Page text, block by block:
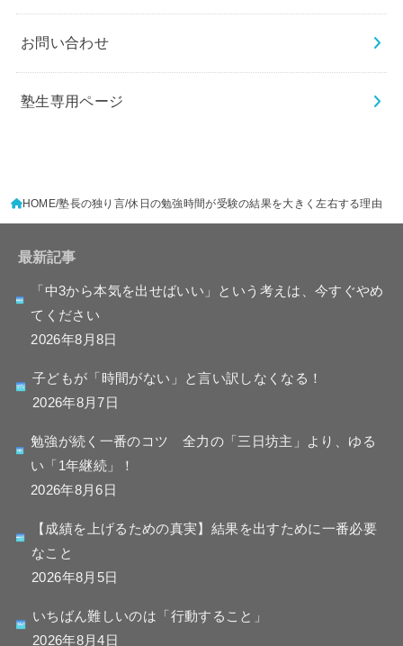
お問い合わせ
塾生専用ページ
HOME 塾長の独り言 休日の勉強時間が受験の結果を大きく左右する理由
最新記事
「中3から本気を出せばいい」という考えは、今すぐやめ
てください
2026年8月8日
子どもが「時間がない」と言い訳しなくなる！
2026年8月7日
勉強が続く一番のコツ 全力の「三日坊主」より、ゆる
い「1年継続」！
2026年8月6日
【成績を上げるための真実】結果を出すために一番必要
なこと
2026年8月5日
いちばん難しいのは「行動すること」
2026年8月4日